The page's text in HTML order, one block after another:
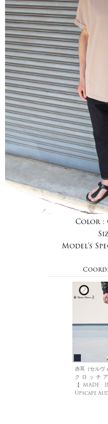
Color :
Model's
赤耳（セルヴ
クロッチ
【MADE
Upscape